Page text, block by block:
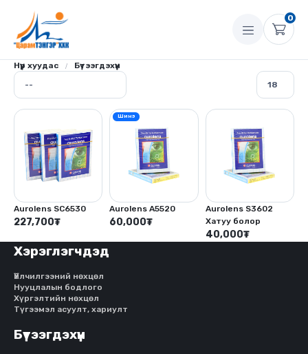
0
Нүүр хуудас Бүтээгдэхүүн
Aurolens SC6530
227,700₮
Шинэ
Aurolens A5520
60,000₮
Aurolens S3602
Хатуу болор
40,000₮
Хэрэглэгчдэд
Үйлчилгээний нөхцөл
Нууцлалын бодлого
Хүргэлтийн нөхцөл
Түгээмэл асуулт, хариулт
Бүтээгдэхүүн